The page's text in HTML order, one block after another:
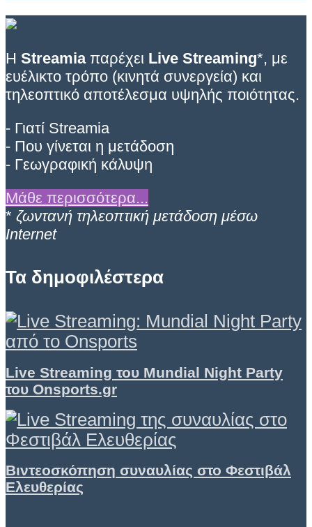
Η Streamiaπαρέχει Live Streaming*, με
ευέλικτο τρόπο (κινητά συνεργεία) και
τηλεοπτικό αποτέλεσμα υψηλής ποιότητας.
- Γιατί Streamia
- Που γίνεται η μετάδοση
- Γεωγραφική κάλυψη
Μάθε περισσότερα...
* ζωντανή τηλεοπτική μετάδοση μέσω
Internet
Τα δημοφιλέστερα
Live Streaming του Mundial Night Party
του Onsports.gr
Βιντεοσκόπηση συναυλίας στο Φεστιβάλ
Ελευθερίας